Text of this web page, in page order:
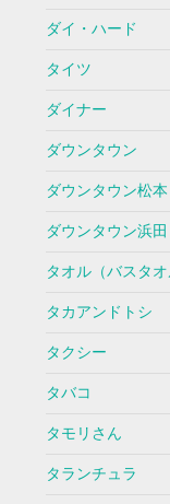
ダイ・ハード
タイツ
ダイナー
ダウンタウン
ダウンタウン松本
ダウンタウン浜田
タオル（バスタオ
タカアンドトシ
タクシー
タバコ
タモリさん
タランチュラ